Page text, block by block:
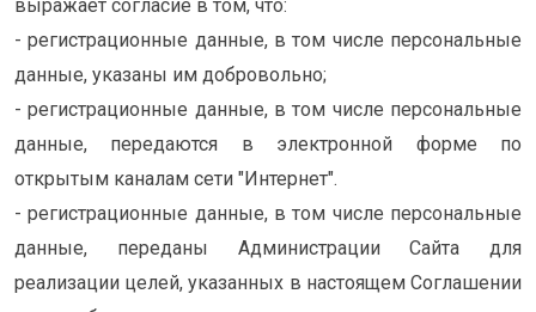
выражает согласие в том, что:
- регистрационные данные, в том числе персональные
данные, указаны им добровольно;
- регистрационные данные, в том числе персональные
данные, передаются в электронной форме по
открытым каналам сети "Интернет".
- регистрационные данные, в том числе персональные
данные, переданы Администрации Сайта для
реализации целей, указанных в настоящем Соглашении